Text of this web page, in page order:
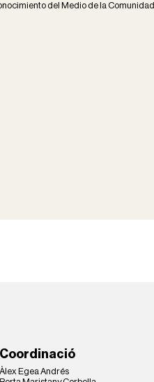
del Medio de la
Coordinació
Àlex Egea Andrés